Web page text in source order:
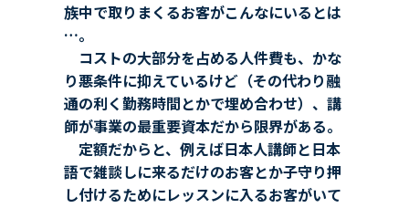
族中で取りまくるお客がこんなにいるとは
…。
コストの大部分を占める人件費も、かな
り悪条件に抑えているけど（その代わり融
通の利く勤務時間とかで埋め合わせ）、講
師が事業の最重要資本だから限界がある。
定額だからと、例えば日本人講師と日本
語で雑談しに来るだけのお客とか子守り押
し付けるためにレッスンに入るお客がいて